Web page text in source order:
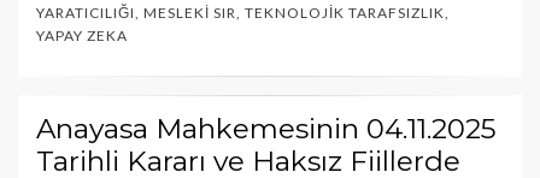
YARATICILIĞI MESLEKI SIR TEKNOLOJIK TARAFSIZLIK
YAPAY ZEKA
Anayasa Mahkemesinin 04.11.2025
Tarihli Kararı ve Haksız Fiillerde